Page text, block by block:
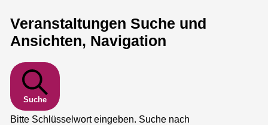
Veranstaltungen Suche und
Ansichten, Navigation
Suche
Bitte Schlüsselwort eingeben. Suche nach